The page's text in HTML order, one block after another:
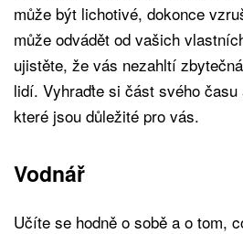
může být lichotivé, dokonce
může odvádět od vašich
ujistěte, že vás nezahltí
lidí. Vyhraďte si část svého času
které jsou důležité pro vás.
Vodnář
Učíte se hodně o sobě a o tom,